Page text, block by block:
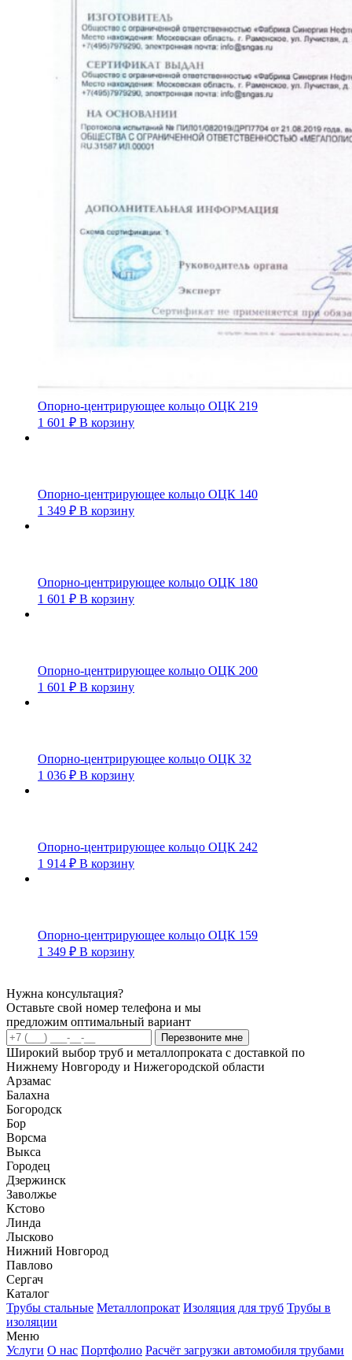
Опорно-центрирующее кольцо ОЦК 219
1 601 ₽ В корзину
Опорно-центрирующее кольцо ОЦК 140
1 349 ₽ В корзину
Опорно-центрирующее кольцо ОЦК 180
1 601 ₽ В корзину
Опорно-центрирующее кольцо ОЦК 200
1 601 ₽ В корзину
Опорно-центрирующее кольцо ОЦК 32
1 036 ₽ В корзину
Опорно-центрирующее кольцо ОЦК 242
1 914 ₽ В корзину
Опорно-центрирующее кольцо ОЦК 159
1 349 ₽ В корзину
Нужна консультация?
Оставьте свой номер телефона и мы
предложим оптимальный вариант
Перезвоните мне
Широкий выбор труб и металлопроката с доставкой по
Нижнему Новгороду и Нижегородской области
Арзамас
Балахна
Богородск
Бор
Ворсма
Выкса
Городец
Дзержинск
Заволжье
Кстово
Линда
Лысково
Нижний Новгород
Павлово
Сергач
Каталог
Трубы стальные Металлопрокат Изоляция для труб Трубы в
изоляции
Меню
Услуги О нас Портфолио Расчёт загрузки автомобиля трубами